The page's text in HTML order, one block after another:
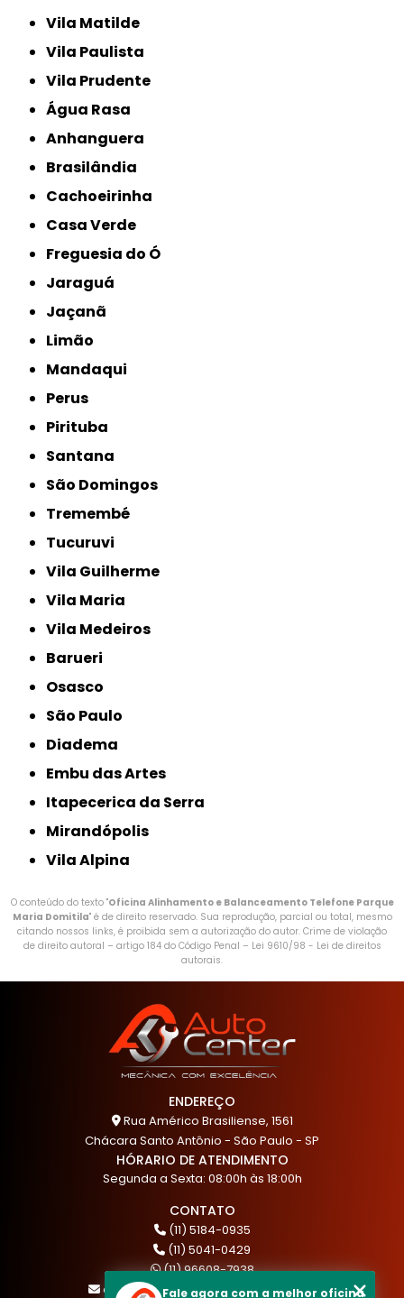
Vila Matilde
Vila Paulista
Vila Prudente
Água Rasa
Anhanguera
Brasilândia
Cachoeirinha
Casa Verde
Freguesia do Ó
Jaraguá
Jaçanã
Limão
Mandaqui
Perus
Pirituba
Santana
São Domingos
Tremembé
Tucuruvi
Vila Guilherme
Vila Maria
Vila Medeiros
Barueri
Osasco
São Paulo
Diadema
Embu das Artes
Itapecerica da Serra
Mirandópolis
Vila Alpina
O conteúdo do texto "Oficina Alinhamento e Balanceamento Telefone Parque
Maria Domitila" é de direito reservado. Sua reprodução, parcial ou total, mesmo
citando nossos links, é proibida sem a autorização do autor. Crime de violação
de direito autoral – artigo 184 do Código Penal – Lei 9610/98 - Lei de direitos
autorais.
ENDEREÇO
Rua Américo Brasiliense, 1561
Chácara Santo Antônio - São Paulo - SP
HÓRARIO DE ATENDIMENTO
Segunda a Sexta: 08:00h às 18:00h
CONTATO
(11) 5184-0935
(11) 5041-0429
(11) 96608-7938
atendimento@akautocenter.com.br
Fale agora com a melhor oficina